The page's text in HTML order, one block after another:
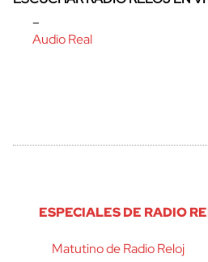
–
Audio Real
ESPECIALES DE RADIO
Matutino de Radio Reloj